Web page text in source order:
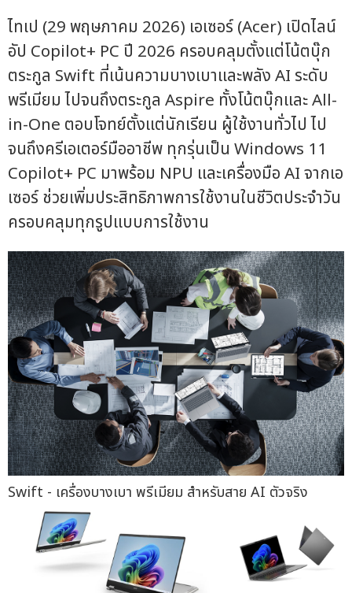
ไทเป (29 พฤษภาคม 2026) เอเซอร์ (Acer) เปิดไลน์
อัป Copilot+ PC ปี 2026 ครอบคลุมตั้งแต่โน้ตบุ๊ก
ตระกูล Swift ที่เน้นความบางเบาและพลัง AI ระดับ
พรีเมียม ไปจนถึงตระกูล Aspire ทั้งโน้ตบุ๊กและ All-
in-One ตอบโจทย์ตั้งแต่นักเรียน ผู้ใช้งานทั่วไป ไป
จนถึงครีเอเตอร์มืออาชีพ ทุกรุ่นเป็น Windows 11
Copilot+ PC มาพร้อม NPU และเครื่องมือ AI จากเอ
เซอร์ ช่วยเพิ่มประสิทธิภาพการใช้งานในชีวิตประจำวัน
ครอบคลุมทุกรูปแบบการใช้งาน
Swift - เครื่องบางเบา พรีเมียม สำหรับสาย AI ตัวจริง